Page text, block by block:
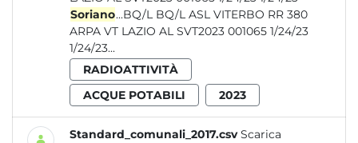
Soriano...BQ/L BQ/L ASL VITERBO RR 380
ARPA VT LAZIO AL SVT2023 001065 1/24/23
1/24/23...
RADIOATTIVITÀ
ACQUE POTABILI
2023
Standard_comunali_2017.csv Scarica